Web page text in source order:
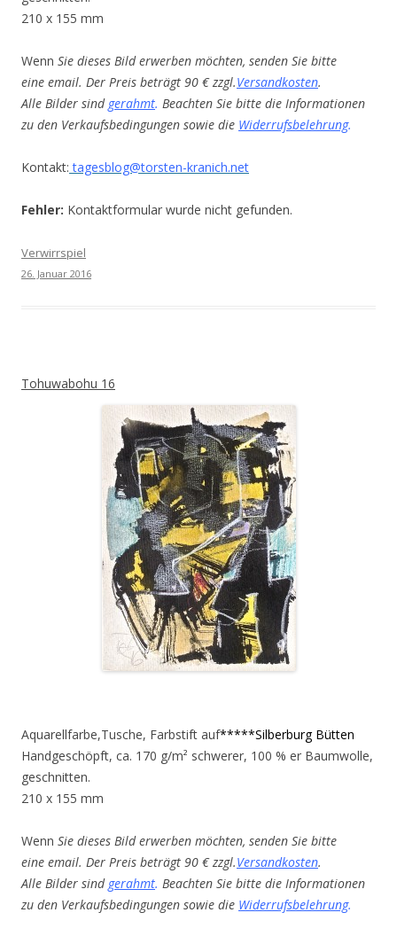
210 x 155 mm
Wenn Sie dieses Bild erwerben möchten, senden Sie bitte
eine email. Der Preis beträgt 90 € zzgl.Versandkosten.
Alle Bilder sind gerahmt. Beachten Sie bitte die Informationen
zu den Verkaufsbedingungen sowie die Widerrufsbelehrung.
Kontakt: tagesblog@torsten-kranich.net
Fehler: Kontaktformular wurde nicht gefunden.
Verwirrspiel
26. Januar 2016
Tohuwabohu 16
Aquarellfarbe,Tusche, Farbstift auf*****Silberburg Bütten
Handgeschöpft, ca. 170 g/m² schwerer, 100 % er Baumwolle,
geschnitten.
210 x 155 mm
Wenn Sie dieses Bild erwerben möchten, senden Sie bitte
eine email. Der Preis beträgt 90 € zzgl.Versandkosten.
Alle Bilder sind gerahmt. Beachten Sie bitte die Informationen
zu den Verkaufsbedingungen sowie die Widerrufsbelehrung.